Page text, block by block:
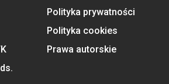
Polityka prywatności
Polityka cookies
Prawa autorskie